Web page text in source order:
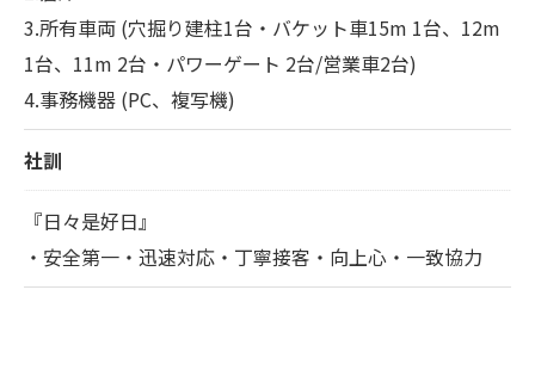
3.所有車両 (穴掘り建柱1台・バケット車15m 1台、12m
1台、11m 2台・パワーゲート 2台/営業車2台)
4.事務機器 (PC、複写機)
社訓
『日々是好日』
・安全第一・迅速対応・丁寧接客・向上心・一致協力